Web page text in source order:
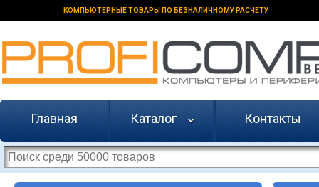
КОМПЬЮТЕРНЫЕ ТОВАРЫ ПО БЕЗНАЛИЧНОМУ РАСЧЕТУ
Главная Каталог Контакты